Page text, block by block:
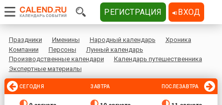
Праздники Именины Народный календарь
Хроника
Компании
Персоны
Лунный календарь
Производственные календари
Календарь путешественника
Экспертные материалы
СЕГОДНЯ ЗАВТРА ПОСЛЕЗАВТРА
РЕГИСТРАЦИЯ ВХОД